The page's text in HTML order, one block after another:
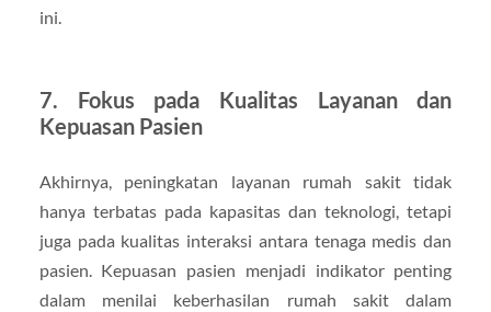
ini.
7. Fokus pada Kualitas Layanan dan
Kepuasan Pasien
Akhirnya, peningkatan layanan rumah sakit tidak
hanya terbatas pada kapasitas dan teknologi, tetapi
juga pada kualitas interaksi antara tenaga medis dan
pasien. Kepuasan pasien menjadi indikator penting
dalam menilai keberhasilan rumah sakit dalam